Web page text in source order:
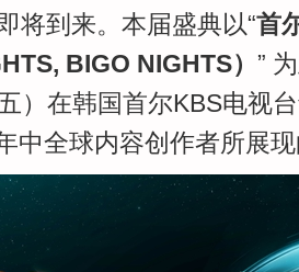
将到来。本届盛典以“首
BIGO NIGHTS） ”
）在韩国首尔KBS电视
中全球内容创作者所展